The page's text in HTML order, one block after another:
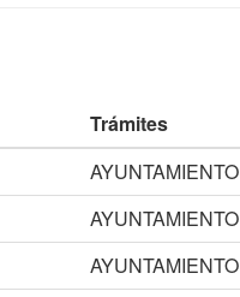
Trámites
AYUNTAMIENTO
AYUNTAMIENTO
AYUNTAMIENTO